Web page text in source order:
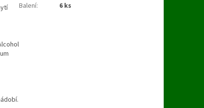
Balení: 6 ks